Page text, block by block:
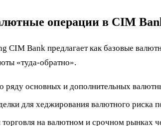
операции в CIM
CIM Bank предлагает как базовые
«туда-обратно».
ряду основных и дополнительных
для хеджирования валютного риска
на валютном и срочном рынках